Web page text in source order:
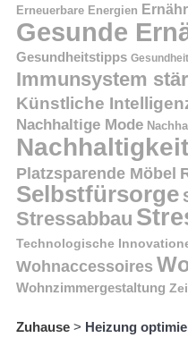
Erneuerbare Energien
Gesunde
Gesundheitstipps
Immunsystem
Künstliche
Nachhaltige Mode
Nachhaltigkeit
Platzsparende Möbel
Selbstfürsorge
Stressabbau
Technologische
Wohnaccessoires
Wohnzimmergestaltung
Zuhause > Heizung